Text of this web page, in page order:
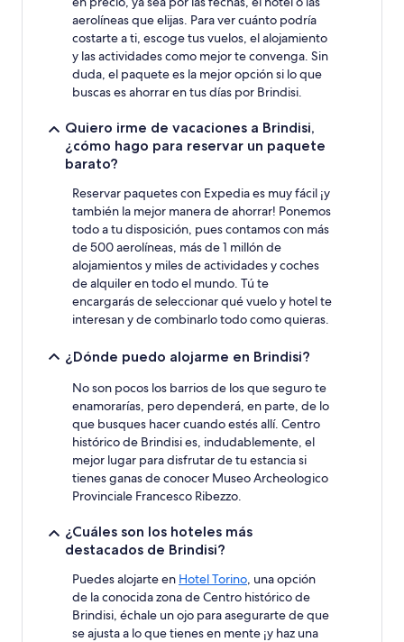
están
condiciones.
aerolíneas que elijas. Para ver cuánto podría
costarte a ti, escoge tus vuelos, el alojamiento
y las actividades como mejor te convenga. Sin
duda, el paquete es la mejor opción si lo que
buscas es ahorrar en tus días por Brindisi.
Quiero irme de vacaciones a Brindisi,
¿cómo hago para reservar un paquete
barato?
Reservar paquetes con Expedia es muy fácil ¡y
también la mejor manera de ahorrar! Ponemos
todo a tu disposición, pues contamos con más
de 500 aerolíneas, más de 1 millón de
alojamientos y miles de actividades y coches
de alquiler en todo el mundo. Tú te
encargarás de seleccionar qué vuelo y hotel te
interesan y de combinarlo todo como quieras.
¿Dónde puedo alojarme en Brindisi?
No son pocos los barrios de los que seguro te
enamorarías, pero dependerá, en parte, de lo
que busques hacer cuando estés allí. Centro
histórico de Brindisi es, indudablemente, el
mejor lugar para disfrutar de tu estancia si
tienes ganas de conocer Museo Archeologico
Provinciale Francesco Ribezzo.
¿Cuáles son los hoteles más
destacados de Brindisi?
Puedes alojarte en Hotel Torino, una opción
de la conocida zona de Centro histórico de
Brindisi, échale un ojo para asegurarte de que
se ajusta a lo que tienes en mente ¡y haz una